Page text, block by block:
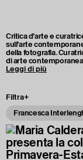
Critica d’arte e
sull’arte
della fotografia.
di arte
della Moda e
all’unisono, e
Leggi di più
Filtra+
Francesca